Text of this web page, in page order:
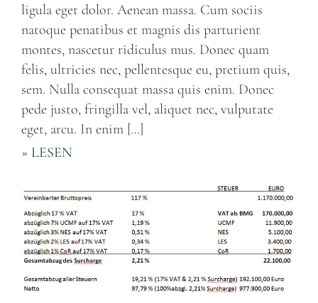
ligula eget dolor. Aenean massa. Cum sociis
natoque penatibus et magnis dis parturient
montes, nascetur ridiculus mus. Donec quam
felis, ultricies nec, pellentesque eu, pretium quis,
sem. Nulla consequat massa quis enim. Donec
pede justo, fringilla vel, aliquet nec, vulputate
eget, arcu. In enim […]
» LESEN